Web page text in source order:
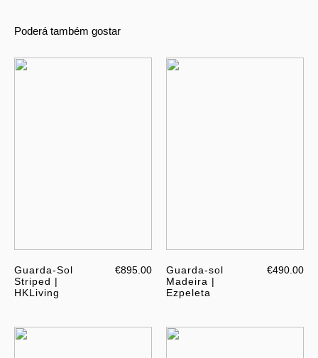
Poderá também gostar
Guarda-Sol
Striped |
HKLiving
€895.00
Guarda-sol
Madeira |
Ezpeleta
€490.00